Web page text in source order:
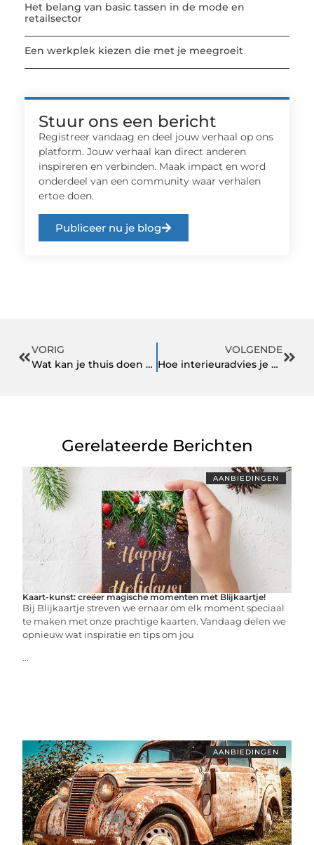
Het belang van basic tassen in de mode en
retailsector
Een werkplek kiezen die met je meegroeit
Stuur ons een bericht
Registreer vandaag en deel jouw verhaal op ons
platform. Jouw verhaal kan direct anderen
inspireren en verbinden. Maak impact en word
onderdeel van een community waar verhalen
ertoe doen.
Publiceer nu je blog
VORIG
Wat kan je thuis doen voor je tanden?
VOLGENDE
Hoe interieuradvies je helpt bij het maken van inrichtingskeuzes
Gerelateerde Berichten
AANBIEDINGEN
Kaart-kunst: creëer magische momenten met Blijkaartje!
Bij Blijkaartje streven we ernaar om elk moment speciaal
te maken met onze prachtige kaarten. Vandaag delen we
opnieuw wat inspiratie en tips om jou
...
AANBIEDINGEN